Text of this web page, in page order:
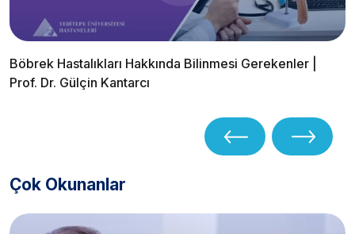
Böbrek Hastalıkları Hakkında Bilinmesi Gerekenler |
Prof. Dr. Gülçin Kantarcı
Çok Okunanlar